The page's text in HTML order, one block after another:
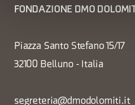
FONDAZIONE DMO
Piazza Santo Stefano 15/17
32100 Belluno - Italia
segreteria@dmodolomiti.it